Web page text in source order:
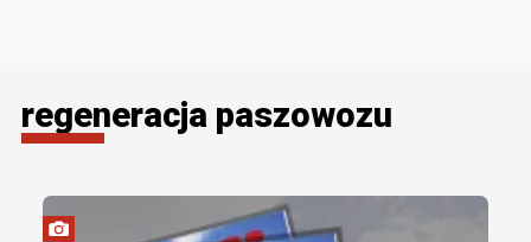
regeneracja paszowozu